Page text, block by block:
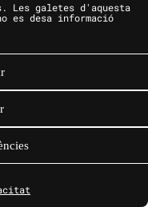
Les galetes d'aquesta
es desa informació